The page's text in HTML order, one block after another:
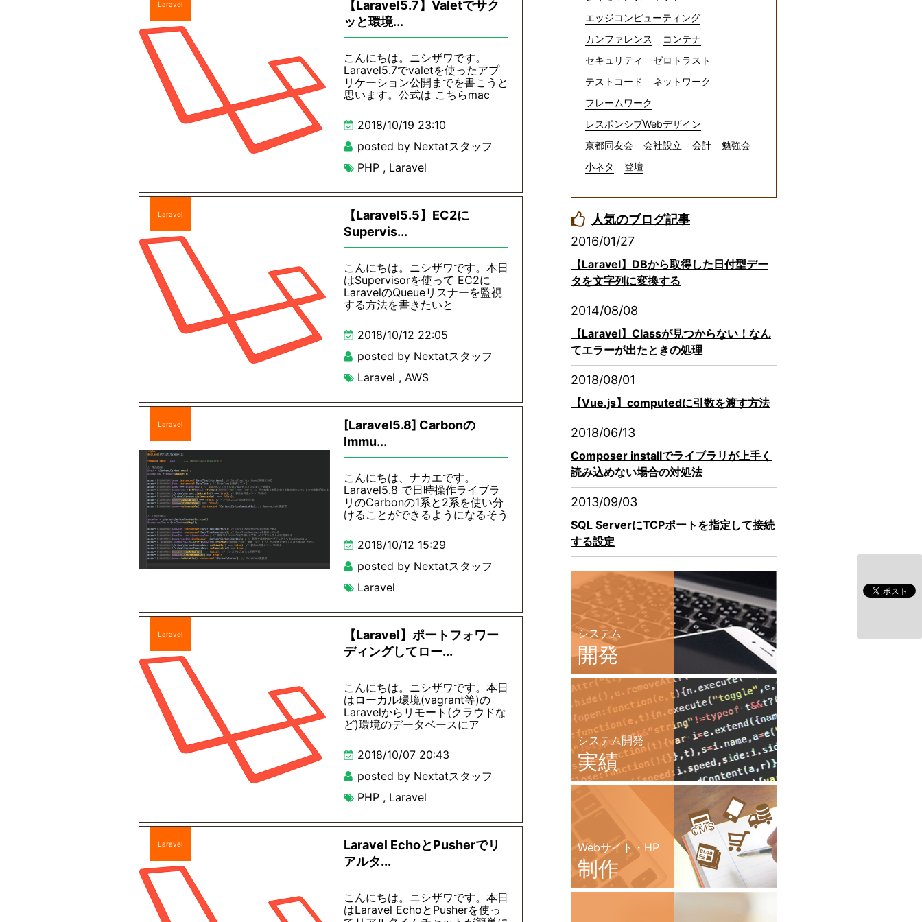
Laravel
【Laravel5.7】Valetでサク
ッと環境...
こんにちは。ニシザワです。
Laravel5.7でvaletを使ったアプ
リケーション公開までを書こうと
思います。公式は こちらmac
2018/10/19 23:10
posted by Nextatスタッフ
PHP , Laravel
Laravel
【Laravel5.5】EC2に
Supervis...
こんにちは。ニシザワです。本日
はSupervisorを使って EC2に
LaravelのQueueリスナーを監視
する方法を書きたいと
2018/10/12 22:05
posted by Nextatスタッフ
Laravel , AWS
Laravel
[Laravel5.8] Carbonの
Immu...
こんにちは、ナカエです。
Laravel5.8 で日時操作ライブラ
リのCarbonの1系と2系を使い分
けることができるようになるそう
2018/10/12 15:29
posted by Nextatスタッフ
Laravel
Laravel
【Laravel】ポートフォワー
ディングしてロー...
こんにちは。ニシザワです。本日
はローカル環境(vagrant等)の
Laravelからリモート(クラウドな
ど)環境のデータベースにア
2018/10/07 20:43
posted by Nextatスタッフ
PHP , Laravel
Laravel
Laravel EchoとPusherでリ
アルタ...
こんにちは。ニシザワです。本日
はLaravel EchoとPusherを使っ
エッジコンピューティング
カンファレンス
コンテナ
セキュリティ
ゼロトラスト
テストコード
ネットワーク
フレームワーク
レスポンシブWebデザイン
京都同友会
会社設立 会計
勉強会
小ネタ
登壇
人気のブログ記事
2016/01/27
【Laravel】DBから取得した日付型デー
タを文字列に変換する
2014/08/08
【Laravel】Classが見つからない！なん
てエラーが出たときの処理
2018/08/01
【Vue.js】computedに引数を渡す方法
2018/06/13
Composer installでライブラリが上手く
読み込めない場合の対処法
2013/09/03
SQL ServerにTCPポートを指定して接続
する設定
システム
開発
システム開発
実績
Webサイト・HP
制作